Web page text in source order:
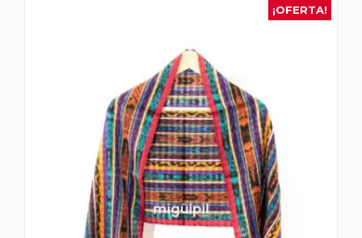
¡OFERTA!